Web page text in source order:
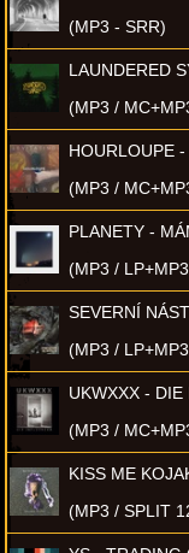
(MP3 - SRR)
LAUNDERED
(MP3 /
HOURLOUPE
(MP3 /
PLANETY -
(MP3 /
SEVERNÍ
(MP3 /
UKWXXX -
(MP3 /
KISS ME
(MP3 / SPLIT